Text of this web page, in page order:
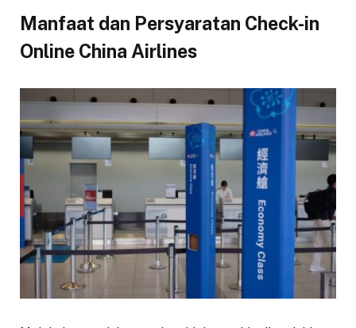
Manfaat dan Persyaratan Check-in
Online China Airlines